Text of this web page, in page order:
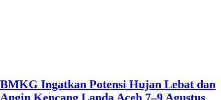
BMKG Ingatkan Potensi Hujan Lebat dan